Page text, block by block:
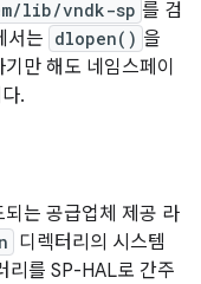
lib/vndk-sp 를 검
서는 dlopen() 을
만 해도 네임스페이
.
는 공급업체 제공 라
디렉터리의 시스템
리를 SP-HAL로 간주